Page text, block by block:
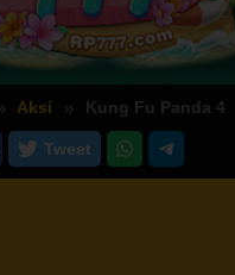
Aksi Kung Fu Panda 4
Tweet